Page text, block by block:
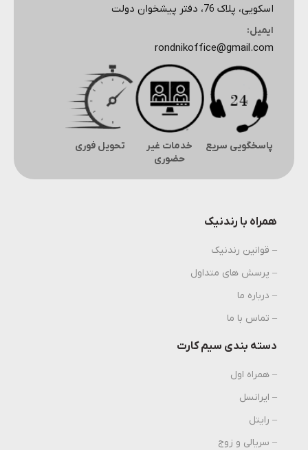
اسکویی، پلاک 76، دفتر پیشخوان دولت
ایمیل:
rondnikoffice@gmail.com
پاسخگویی سریع
خدمات غیر
حضوری
تحویل فوری
همراه با رندنیک
– قوانین رندنیک
– پرسش های متداول
– درباره ما
– تماس با ما
دسته بندی سیم کارت
– همراه اول
– ایرانسل
– رایتل
– سریالی و زوج